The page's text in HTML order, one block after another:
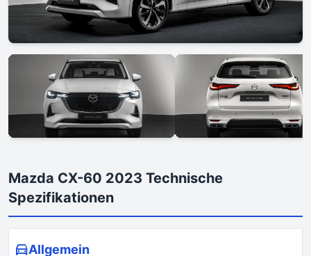
Mazda CX-60 2023 Technische
Spezifikationen
Allgemein